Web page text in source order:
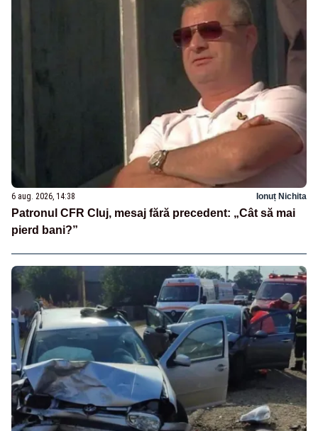
6 aug. 2026, 14:38 Ionuț Nichita
Patronul CFR Cluj, mesaj fără precedent: „Cât să mai
pierd bani?”